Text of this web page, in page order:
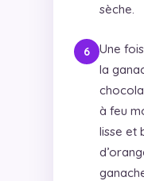
sèche.
Une
la
à feu
lisse et